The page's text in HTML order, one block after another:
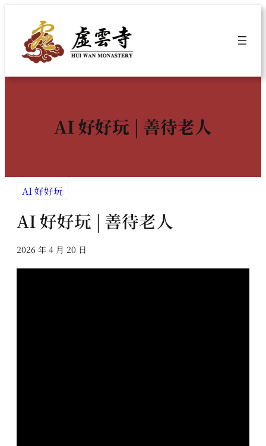
內
AI 好好玩 | 善待老人
AI 好好玩
AI 好好玩 | 善待老人
2026 年 4 月 20 日